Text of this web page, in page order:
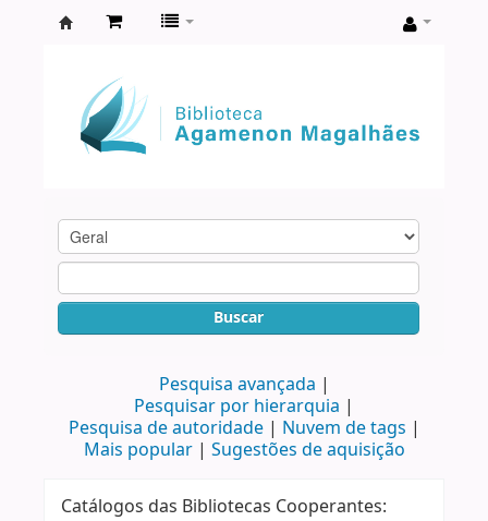
Agamenon
Magalhães
Buscar
Pesquisa avançada
Pesquisar por hierarquia
Pesquisa de autoridade
Nuvem de tags
Mais popular
Sugestões de aquisição
Catálogos das Bibliotecas Cooperantes: